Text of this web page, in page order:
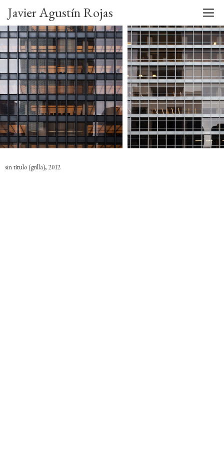
Javier Agustín Rojas
sin título (grilla), 2012